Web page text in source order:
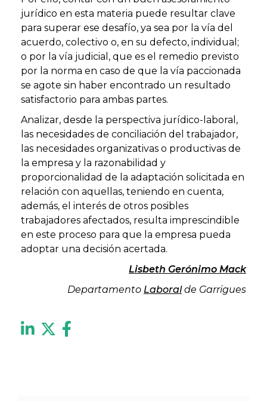
jurídico en esta materia puede resultar clave
para superar ese desafío, ya sea por la vía del
acuerdo, colectivo o, en su defecto, individual;
o por la vía judicial, que es el remedio previsto
por la norma en caso de que la vía paccionada
se agote sin haber encontrado un resultado
satisfactorio para ambas partes.
Analizar, desde la perspectiva jurídico-laboral,
las necesidades de conciliación del trabajador,
las necesidades organizativas o productivas de
la empresa y la razonabilidad y
proporcionalidad de la adaptación solicitada en
relación con aquellas, teniendo en cuenta,
además, el interés de otros posibles
trabajadores afectados, resulta imprescindible
en este proceso para que la empresa pueda
adoptar una decisión acertada.
Lisbeth Gerónimo Mack
Departamento Laboralde Garrigues